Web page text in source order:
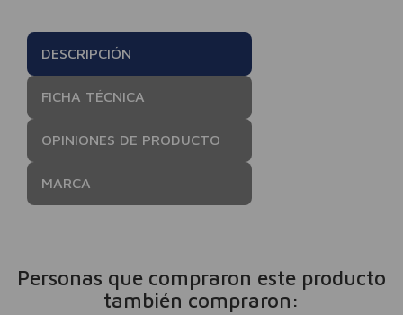
DESCRIPCIÓN
FICHA TÉCNICA
OPINIONES DE PRODUCTO
MARCA
Personas que compraron este producto
también compraron: